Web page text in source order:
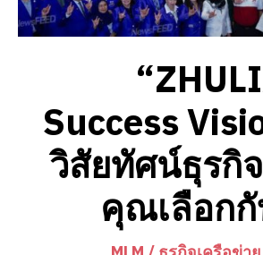
Success
วิสัยทัศน์ธุรกิ
คุณเลือก